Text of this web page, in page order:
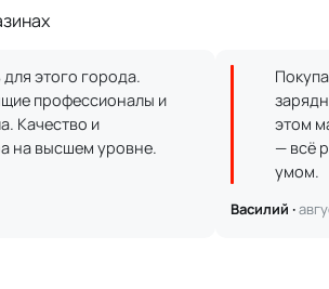
этого города.
профессионалы и
Качество и
на высшем уровне.
этом
— всё
умом.
Василий ·